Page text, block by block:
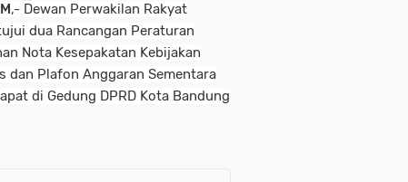
,- Dewan Perwakilan Rakyat
dua Rancangan Peraturan
Nota Kesepakatan Kebijakan
dan Plafon Anggaran Sementara
di Gedung DPRD Kota Bandung